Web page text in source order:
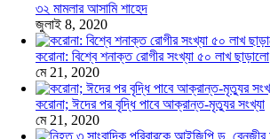
৩২ মামলার আসামি শাহেদ
জুলাই 8, 2020
করোনা: বিশ্বে শনাক্ত রোগীর সংখ্যা ৫০ লাখ ছাড়ালো
মে 21, 2020
করোনা; ঈদের পর বৃদ্ধি পাবে আক্রান্ত-মৃত্যুর সংখ্যা
মে 21, 2020